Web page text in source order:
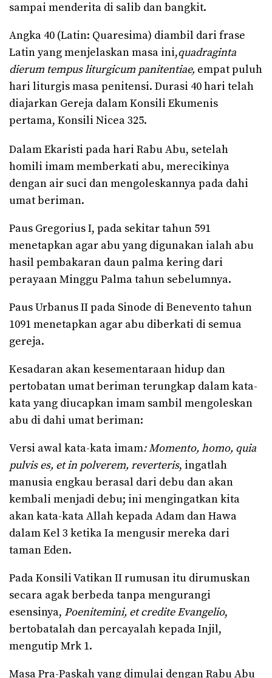
sampai menderita di salib dan bangkit.
Angka 40 (Latin: Quaresima) diambil dari frase
Latin yang menjelaskan masa ini,quadraginta
dierum tempus liturgicum panitentiae, empat puluh
hari liturgis masa penitensi. Durasi 40 hari telah
diajarkan Gereja dalam Konsili Ekumenis
pertama, Konsili Nicea 325.
Dalam Ekaristi pada hari Rabu Abu, setelah
homili imam memberkati abu, merecikinya
dengan air suci dan mengoleskannya pada dahi
umat beriman.
Paus Gregorius I, pada sekitar tahun 591
menetapkan agar abu yang digunakan ialah abu
hasil pembakaran daun palma kering dari
perayaan Minggu Palma tahun sebelumnya.
Paus Urbanus II pada Sinode di Benevento tahun
1091 menetapkan agar abu diberkati di semua
gereja.
Kesadaran akan kesementaraan hidup dan
pertobatan umat beriman terungkap dalam kata-
kata yang diucapkan imam sambil mengoleskan
abu di dahi umat beriman:
Versi awal kata-kata imam: Momento, homo, quia
pulvis es, et in polverem, reverteris, ingatlah
manusia engkau berasal dari debu dan akan
kembali menjadi debu; ini mengingatkan kita
akan kata-kata Allah kepada Adam dan Hawa
dalam Kel 3 ketika Ia mengusir mereka dari
taman Eden.
Pada Konsili Vatikan II rumusan itu dirumuskan
secara agak berbeda tanpa mengurangi
esensinya, Poenitemini, et credite Evangelio,
bertobatalah dan percayalah kepada Injil,
mengutip Mrk 1.
Masa Pra-Paskah yang dimulai dengan Rabu Abu